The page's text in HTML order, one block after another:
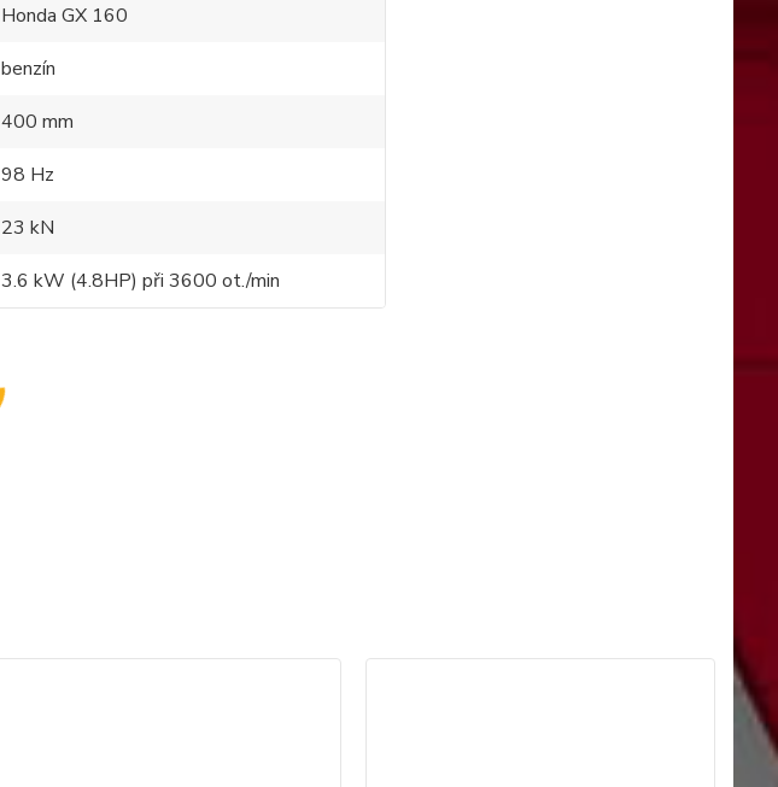
Honda GX 160
benzín
400 mm
98 Hz
23 kN
3.6 kW (4.8HP) při 3600 ot./min